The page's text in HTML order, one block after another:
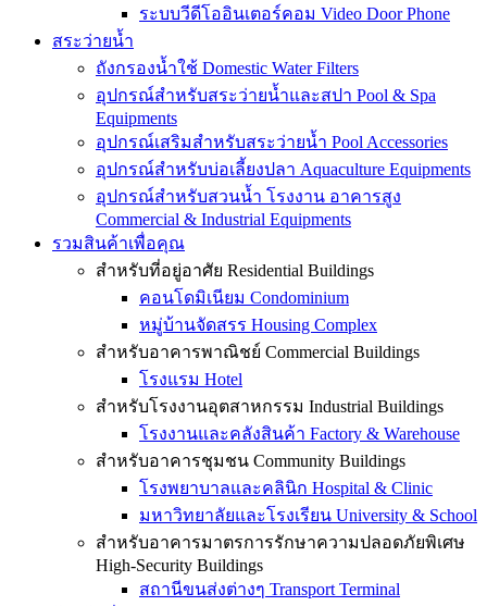
ระบบวีดีโออินเตอร์คอม Video Door Phone
สระว่ายน้ำ
ถังกรองน้ำใช้ Domestic Water Filters
อุปกรณ์สำหรับสระว่ายน้ำและสปา Pool & Spa
Equipments
อุปกรณ์เสริมสำหรับสระว่ายน้ำ Pool Accessories
อุปกรณ์สำหรับบ่อเลี้ยงปลา Aquaculture Equipments
อุปกรณ์สำหรับสวนน้ำ โรงงาน อาคารสูง
Commercial & Industrial Equipments
รวมสินค้าเพื่อคุณ
สำหรับที่อยู่อาศัย Residential Buildings
คอนโดมิเนียม Condominium
หมู่บ้านจัดสรร Housing Complex
สำหรับอาคารพาณิชย์ Commercial Buildings
โรงแรม Hotel
สำหรับโรงงานอุตสาหกรรม Industrial Buildings
โรงงานและคลังสินค้า Factory & Warehouse
สำหรับอาคารชุมชน Community Buildings
โรงพยาบาลและคลินิก Hospital & Clinic
มหาวิทยาลัยและโรงเรียน University & School
สำหรับอาคารมาตรการรักษาความปลอดภัยพิเศษ
High-Security Buildings
สถานีขนส่งต่างๆ Transport Terminal